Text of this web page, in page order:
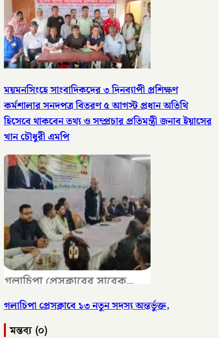
ময়মনসিংহে সাংবাদিকদের ৩ দিনব্যাপী প্রশিক্ষণ
কর্মশালার সনদপত্র বিতরণ ৫ আগস্ট​ প্রধান অতিথি
হিসেবে থাকবেন তথ্য ও সম্প্রচার প্রতিমন্ত্রী জনাব ইয়াসের
খান চৌধুরী এমপি
গলাচিপা প্রেসক্লাবে ১৩ নতুন সদস্য অন্তর্ভুক্ত,
মন্তব্য (০)